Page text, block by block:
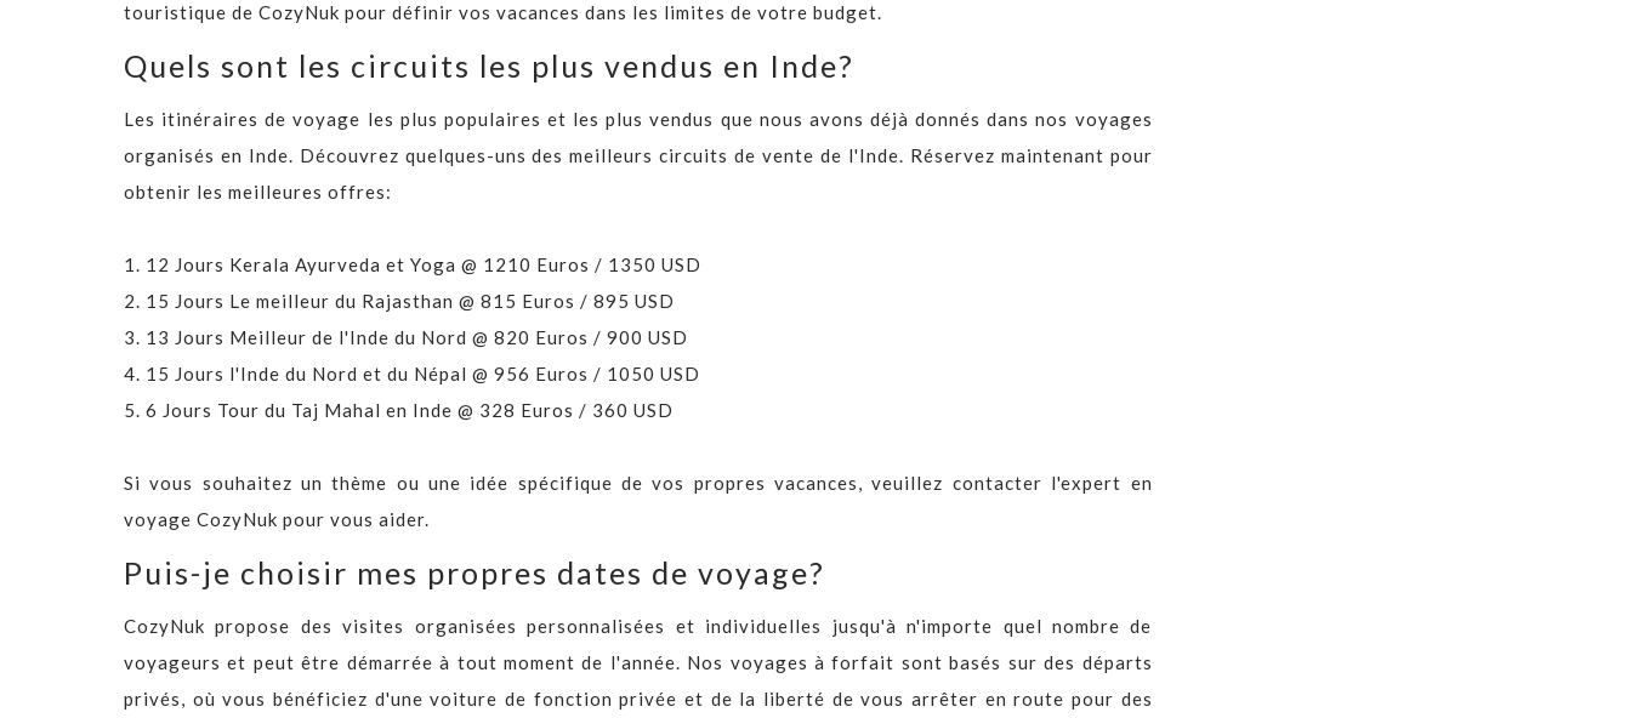
touristique de CozyNuk pour définir vos vacances dans les limites de votre budget.
Quels sont les circuits les plus vendus en Inde?
Les itinéraires de voyage les plus populaires et les plus vendus que nous avons déjà donnés dans nos voyages
organisés en Inde. Découvrez quelques-uns des meilleurs circuits de vente de l'Inde. Réservez maintenant pour
obtenir les meilleures offres:
1. 12 Jours Kerala Ayurveda et Yoga @ 1210 Euros / 1350 USD
2. 15 Jours Le meilleur du Rajasthan @ 815 Euros / 895 USD
3. 13 Jours Meilleur de l'Inde du Nord @ 820 Euros / 900 USD
4. 15 Jours l'Inde du Nord et du Népal @ 956 Euros / 1050 USD
5. 6 Jours Tour du Taj Mahal en Inde @ 328 Euros / 360 USD
Si vous souhaitez un thème ou une idée spécifique de vos propres vacances, veuillez contacter l'expert en
voyage CozyNuk pour vous aider.
Puis-je choisir mes propres dates de voyage?
CozyNuk propose des visites organisées personnalisées et individuelles jusqu'à n'importe quel nombre de
voyageurs et peut être démarrée à tout moment de l'année. Nos voyages à forfait sont basés sur des départs
privés, où vous bénéficiez d'une voiture de fonction privée et de la liberté de vous arrêter en route pour des